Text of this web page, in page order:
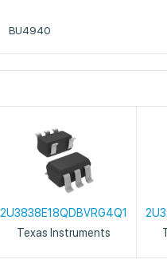
BU4940
2U3838E18QDBVRG4Q1
Texas Instruments